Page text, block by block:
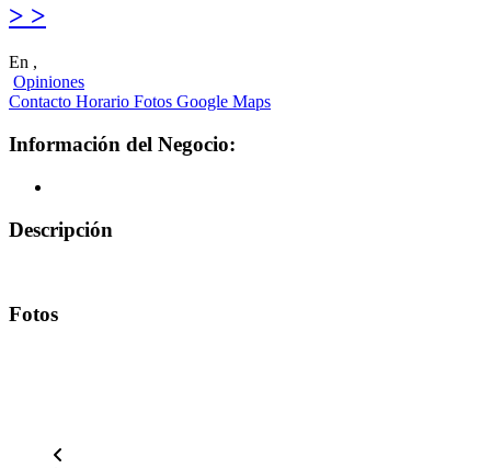
> >
En ,
Opiniones
Contacto Horario Fotos Google Maps
Información del Negocio:
Descripción
Fotos